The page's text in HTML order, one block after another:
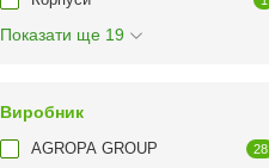
Показати ще 19
Виробник
AGROPA GROUP 28